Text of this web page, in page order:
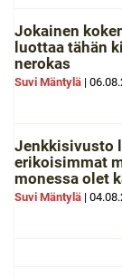
Jokainen
luottaa tähän
nerokas
Suvi Mäntylä |
Jenkkisivusto
erikoisimmat
monessa olet
Suvi Mäntylä |